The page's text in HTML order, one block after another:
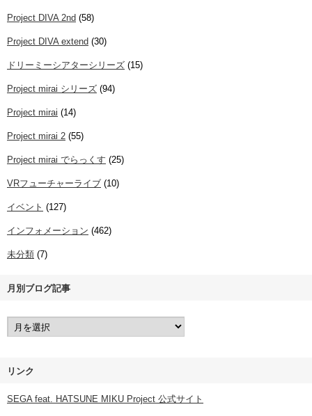
Project DIVA 2nd (58)
Project DIVA extend (30)
ドリーミーシアターシリーズ (15)
Project mirai シリーズ (94)
Project mirai (14)
Project mirai 2 (55)
Project mirai でらっくす (25)
VRフューチャーライブ (10)
イベント (127)
インフォメーション (462)
未分類 (7)
月別ブログ記事
リンク
SEGA feat. HATSUNE MIKU Project 公式サイト